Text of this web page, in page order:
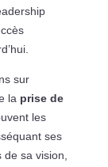
sur
la prise de
les
ses
sa vision,